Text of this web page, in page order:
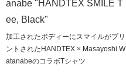
anabe "HANDTEX SMILE T
ee, Black"
加工されたボディーにスマイルがプリ
ントされたHANDTEX × Masayoshi W
atanabeのコラボTシャツ